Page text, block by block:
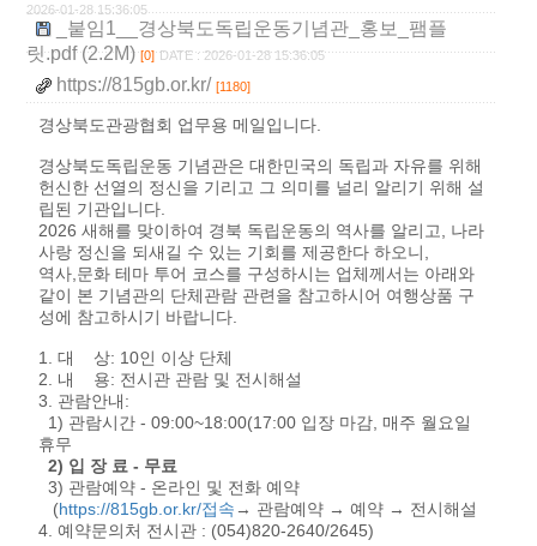
2026-01-28 15:36:05
_붙임1__경상북도독립운동기념관_홍보_팸플
릿.pdf (2.2M) [0] DATE : 2026-01-28 15:36:05
https://815gb.or.kr/ [1180]
경상북도관광협회 업무용 메일입니다.
경상북도독립운동 기념관은 대한민국의 독립과 자유를 위해
헌신한 선열의 정신을 기리고 그 의미를 널리 알리기 위해 설
립된 기관입니다.
2026 새해를 맞이하여 경북 독립운동의 역사를 알리고, 나라
사랑 정신을 되새길 수 있는 기회를 제공한다 하오니,
역사,문화 테마 투어 코스를 구성하시는 업체께서는 아래와
같이 본 기념관의 단체관람 관련을 참고하시어 여행상품 구
성에 참고하시기 바랍니다.
1. 대 상: 10인 이상 단체
2. 내 용: 전시관 관람 및 전시해설
3. 관람안내:
1) 관람시간 - 09:00~18:00(17:00 입장 마감, 매주 월요일
휴무
2) 입 장 료 - 무료
3) 관람예약 - 온라인 및 전화 예약
(https://815gb.or.kr/접속 → 관람예약 → 예약 → 전시해설
4. 예약문의처 전시관 : (054)820-2640/2645)